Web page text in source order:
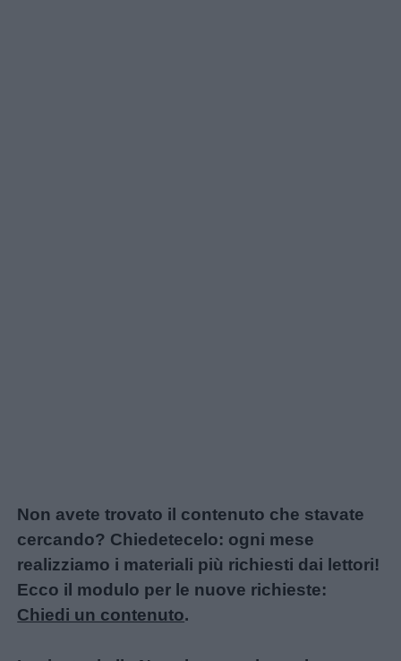
Non avete trovato il contenuto che stavate
cercando? Chiedetecelo: ogni mese
realizziamo i materiali più richiesti dai lettori!
Ecco il modulo per le nuove richieste:
Chiedi un contenuto.